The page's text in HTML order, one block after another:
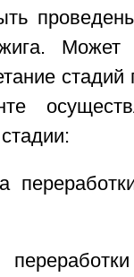
Может
стадий